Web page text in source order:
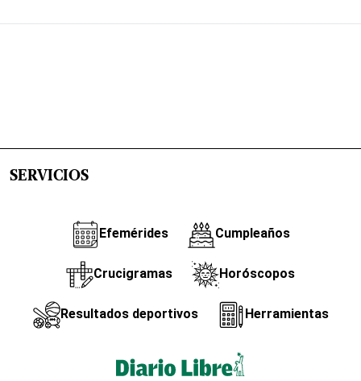
SERVICIOS
Efemérides Cumpleaños
Crucigramas Horóscopos
Resultados deportivos Herramientas